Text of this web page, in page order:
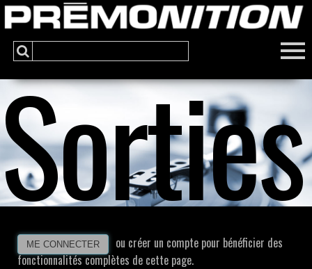
Sorties
ME CONNECTER
ou créer un compte pour bénéficier des
fonctionnalités complètes de cette page.